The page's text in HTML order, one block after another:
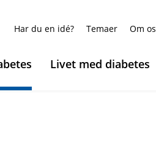
Har du en idé? Temaer Om os
Livet med diabetes